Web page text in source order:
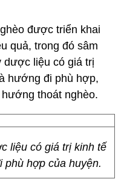
được triển khai
quả, trong đó sâm
dược liệu có giá trị
hướng đi phù hợp,
thoát nghèo.
liệu có giá trị kinh tế
hợp của huyện.